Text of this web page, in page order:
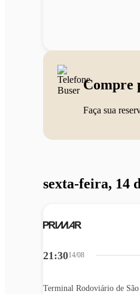
Compre
Faça sua
sexta-feira, 14
21:3014/08
Terminal Rodoviário de